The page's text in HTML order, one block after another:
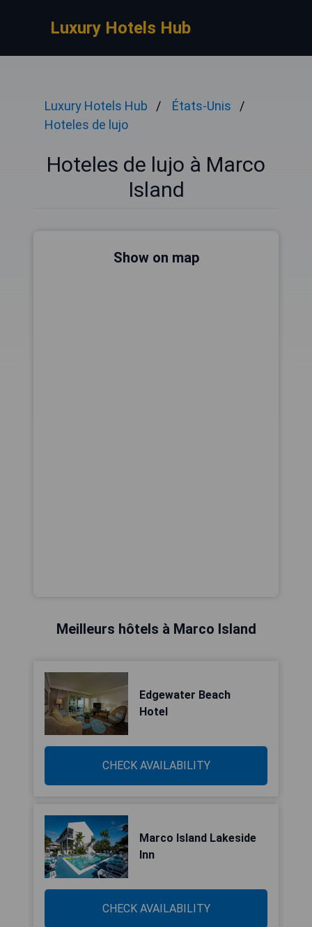
Luxury Hotels Hub
Luxury Hotels Hub
États-Unis
Hoteles de lujo
Hoteles de lujo à Marco
Island
Show on map
Meilleurs hôtels à Marco Island
Edgewater Beach
Hotel
CHECK AVAILABILITY
Marco Island Lakeside
Inn
CHECK AVAILABILITY